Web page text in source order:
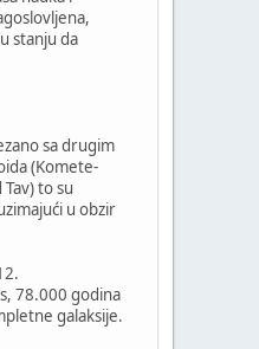
stanju da
sa drugim
(Komete-
to su
u obzir
78.000 godina
galaksije.